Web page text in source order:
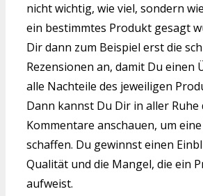
nicht wichtig, wie viel, sondern
ein bestimmtes Produkt gesagt
Dir dann zum Beispiel erst die
Rezensionen an, damit Du einen
alle Nachteile des jeweiligen
Dann kannst Du Dir in aller Ruhe
Kommentare anschauen, um
schaffen. Du gewinnst einen
Qualität und die Mangel, die ein
aufweist.